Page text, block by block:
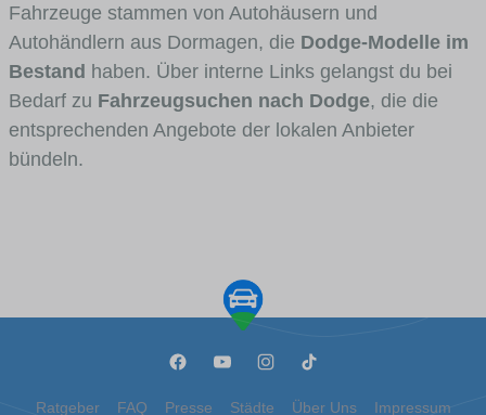
Fahrzeuge stammen von Autohäusern und
Autohändlern aus Dormagen, die Dodge-Modelle im
Bestand haben. Über interne Links gelangst du bei
Bedarf zu Fahrzeugsuchen nach Dodge, die die
entsprechenden Angebote der lokalen Anbieter
bündeln.
Ratgeber FAQ Presse Städte Über Uns Impressum